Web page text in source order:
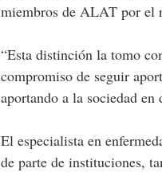
miembros de ALAT por el
“Esta distinción la tomo
compromiso de seguir
aportando a la sociedad
El especialista en
de parte de instituciones,